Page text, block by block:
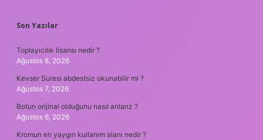
SIDEBAR
Son Yazılar
Toplayıcılık lisansı nedir ?
Ağustos 8, 2026
Kevser Suresi abdestsiz okunabilir mi ?
Ağustos 7, 2026
Botun orijinal olduğunu nasıl anlarız ?
Ağustos 6, 2026
Kromun en yaygın kullanım alanı nedir ?